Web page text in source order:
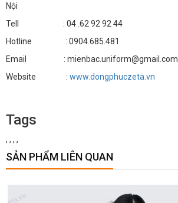
Nội
Tell : 04 .62 92 92 44
Hotline : 0904.685.481
Email : mienbac.uniform@gmail.com
Website : www.dongphuczeta.vn
Tags
, , , ,
SẢN PHẨM LIÊN QUAN